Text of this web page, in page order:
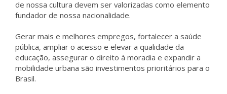
de nossa cultura devem ser valorizadas como elemento
fundador de nossa nacionalidade.
Gerar mais e melhores empregos, fortalecer a saúde
pública, ampliar o acesso e elevar a qualidade da
educação, assegurar o direito à moradia e expandir a
mobilidade urbana são investimentos prioritários para o
Brasil.